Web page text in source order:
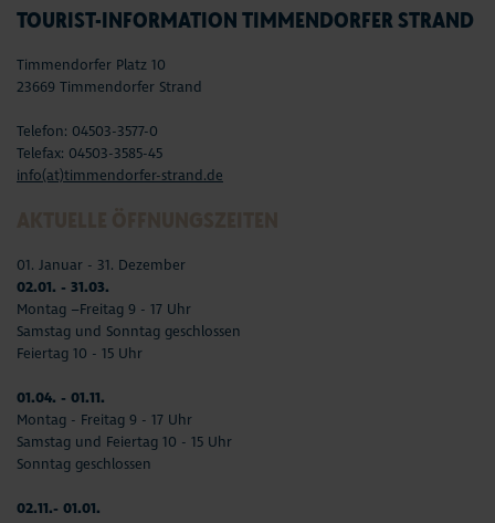
TOURIST-INFORMATION TIMMENDORFER STRAND
Timmendorfer Platz 10
23669 Timmendorfer Strand
Telefon: 04503-3577-0
Telefax: 04503-3585-45
info(at)timmendorfer-strand.de
01. Januar - 31. Dezember
02.01. - 31.03.
Montag –Freitag 9 - 17 Uhr
Samstag und Sonntag geschlossen
Feiertag 10 - 15 Uhr
01.04. - 01.11.
Montag - Freitag 9 - 17 Uhr
Samstag und Feiertag 10 - 15 Uhr
Sonntag geschlossen
02.11.- 01.01.